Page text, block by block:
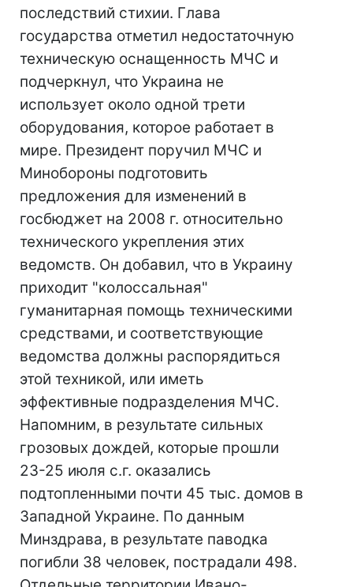
последствий стихии. Глава
государства отметил недостаточную
техническую оснащенность МЧС и
подчеркнул, что Украина не
использует около одной трети
оборудования, которое работает в
мире. Президент поручил МЧС и
Минобороны подготовить
предложения для изменений в
госбюджет на 2008 г. относительно
технического укрепления этих
ведомств. Он добавил, что в Украину
приходит "колоссальная"
гуманитарная помощь техническими
средствами, и соответствующие
ведомства должны распорядиться
этой техникой, или иметь
эффективные подразделения МЧС.
Напомним, в результате сильных
грозовых дождей, которые прошли
23-25 июля с.г. оказались
подтопленными почти 45 тыс. домов в
Западной Украине. По данным
Минздрава, в результате паводка
погибли 38 человек, пострадали 498.